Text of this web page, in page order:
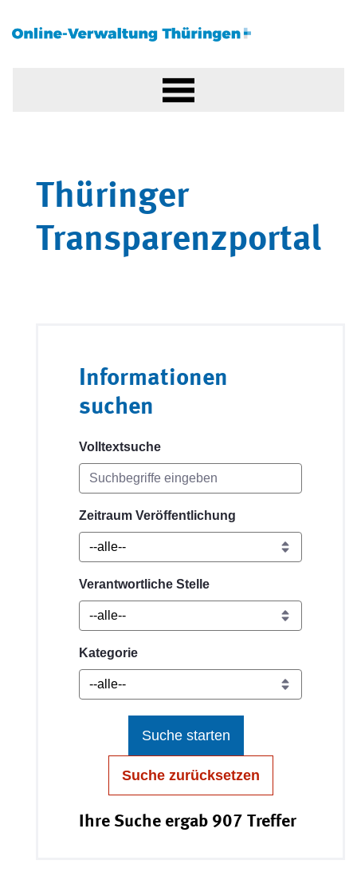
Thüringer
Transparenzportal
Informationen
suchen
Volltextsuche
Zeitraum Veröffentlichung
Verantwortliche Stelle
Kategorie
Suche starten
Suche zurücksetzen
Ihre Suche ergab 907 Treffer